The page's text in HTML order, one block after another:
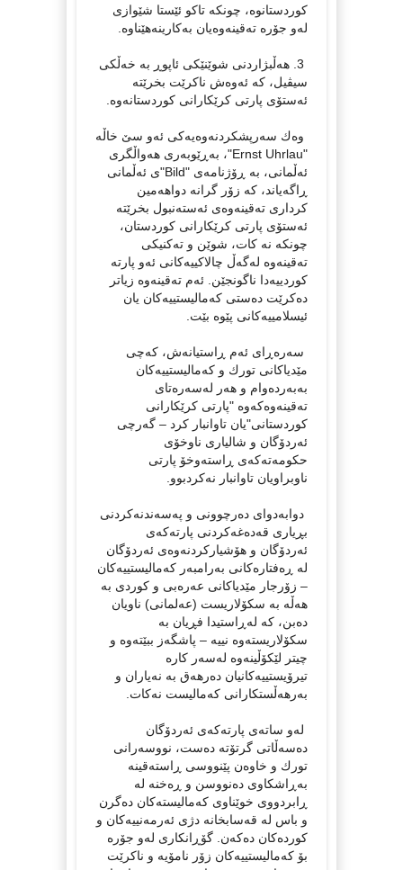
کوردستانوه، چونکه تاکو ئێستا شێوازی
له‌و جۆره ته‌قینه‌وه‌یان به‌کارینه‌هێناوه.
3. هه‌ڵبژاردنی شوێنێکی ئاپوڕ به خه‌ڵکی
سیڤیل، که ئه‌وه‌ش ناکرێت بخرێته
ئه‌ستۆی پارتی کرێکارانی کوردستانه‌وه.
وه‌ك سه‌رپشکردنه‌وه‌یه‌کی ئه‌و سێ خاڵه
"Ernst Uhrlau"، به‌ڕێوبه‌ری هه‌واڵگری
ئه‌ڵمانی، به ڕۆژنامه‌ی "Bild"ی ئه‌ڵمانی
ڕاگه‌یاند، که زۆر گرانه دواهه‌مین
کرداری ته‌قینه‌وه‌ی ئه‌سته‌نبول بخرێته
ئه‌ستۆی پارتی کرێکارانی کوردستان،
چونکه نه کات، شوێن و ته‌کنیكی
ته‌قینه‌وه له‌گه‌ڵ چالاکییه‌کانی ئه‌و پارته
کوردییه‌دا ناگونجێن. ئه‌م ته‌قینه‌وه زیاتر
ده‌کرێت ده‌ستی که‌مالیستییه‌کان یان
ئیسلامییه‌کانی پێوه بێت.
سه‌ره‌ڕای ئه‌م ڕاستیانه‌ش، که‌چی
مێدیاکانی تورك و که‌مالیستییه‌کان
به‌به‌رده‌وام و هه‌ر له‌سه‌ره‌تای
ته‌قینه‌وه‌که‌وه "پارتی کرێکارانی
کوردستانی"یان تاوانبار کرد – گه‌رچی
ئه‌ردۆگان و شالیاری ناوخۆی
حکومه‌ته‌که‌ی ڕاسته‌وخۆ پارتی
ناوبراویان تاوانبار نه‌کردبوو.
دوابه‌دوای ده‌رچوونی و په‌سه‌ندنه‌کردنی
بڕیاری قه‌ده‌غه‌کردنی پارته‌که‌ی
ئه‌ردۆگان و هۆشیارکردنه‌وه‌ی ئه‌ردۆگان
له ڕه‌فتاره‌کانی به‌رامبه‌ر که‌مالیستییه‌کان
– زۆرجار مێدیاکانی عه‌ره‌بی و کوردی به
هه‌ڵه به سکۆلاریست (عه‌لمانی) ناویان
ده‌بن، که له‌ڕاستیدا فڕیان به
سکۆلاریسته‌وه نییه – پاشگه‌ز ببێته‌وه و
چیتر لێکۆڵینه‌وه له‌سه‌ر کاره
تیرۆیستییه‌کانیان ده‌رهه‌ق به‌ نه‌یاران و
به‌رهه‌ڵستکارانی که‌مالیست نه‌‌کات.
له‌و ساته‌ی پارته‌که‌ی ئه‌ردۆگان
ده‌سه‌ڵاتی گرتۆته ده‌ست، نووسه‌رانی
تورك و خاوه‌ن پێنووسی ڕاسته‌قینه
به‌ڕاشکاوی ده‌نووسن و ڕه‌خنه له
ڕابردووی خوێناوی که‌مالیسته‌کان ده‌گرن
و باس له قه‌سابخانه‌ دژی ئه‌رمه‌نییه‌کان و
کورده‌کان ده‌که‌ن. گۆڕانکاری له‌و جۆره
بۆ که‌مالیستییه‌کان زۆر نامۆیه و ناکرێت